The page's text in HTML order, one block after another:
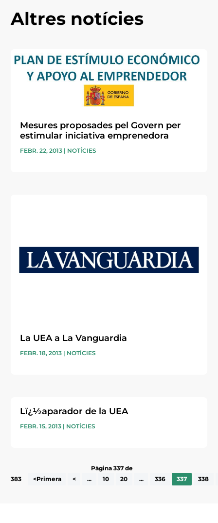
Altres notícies
Mesures proposades pel Govern per
estimular iniciativa emprenedora
FEBR. 22, 2013 | NOTÍCIES
La UEA a La Vanguardia
FEBR. 18, 2013 | NOTÍCIES
Lï¿½aparador de la UEA
FEBR. 15, 2013 | NOTÍCIES
Pàgina 337 de
383
<Primera < ... 10 20 ... 336 337 338